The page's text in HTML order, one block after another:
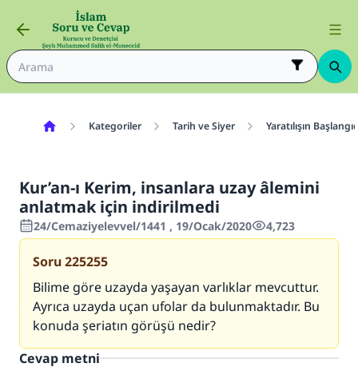
Kategoriler Tarih ve Siyer Yaratılışın
Kur’an-ı Kerim, insanlara uzay âlemini
anlatmak için indirilmedi
24/Cemaziyelevvel/1441 , 19/Ocak/2020 4,723
Soru225255
Bilime göre uzayda yaşayan varlıklar mevcuttur.
Ayrıca uzayda uçan ufolar da bulunmaktadır. Bu
konuda şeriatın görüşü nedir?
Cevap metni